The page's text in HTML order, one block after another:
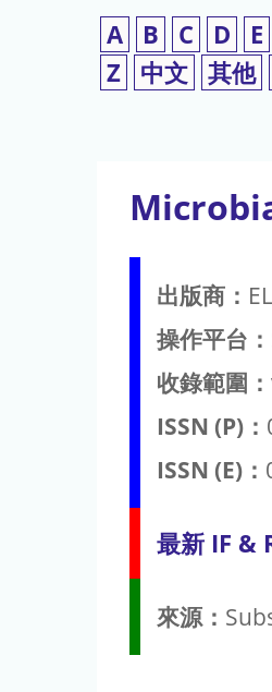
使
用
索
詞
A B C D E
Z
中文 其他
出版商：
操作平台：
收錄範圍：
ISSN (P)：
ISSN (E)：
最新 IF &
來源：